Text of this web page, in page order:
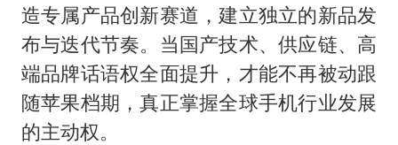
造专属产品创新赛道，建立独立的新品发
布与迭代节奏。当国产技术、供应链、高
端品牌话语权全面提升，才能不再被动跟
随苹果档期，真正掌握全球手机行业发展
的主动权。